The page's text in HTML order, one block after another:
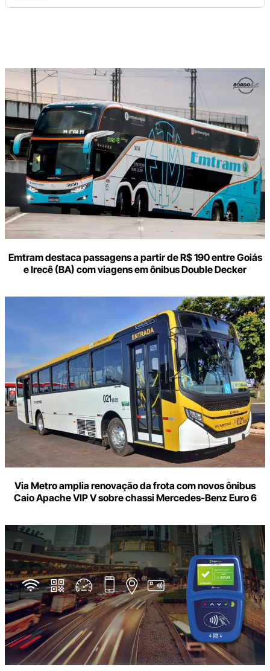
Emtram destaca passagens a partir de R$ 190 entre Goiás
e Irecê (BA) com viagens em ônibus Double Decker
Via Metro amplia renovação da frota com novos ônibus
Caio Apache VIP V sobre chassi Mercedes-Benz Euro 6
Digite
aqui
o
seu
e-
mail